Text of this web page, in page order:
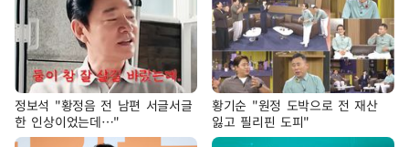
정보석 "황정음 전 남편 서글서글
한 인상이었는데…"
황기순 "원정 도박으로 전 재산
잃고 필리핀 도피"